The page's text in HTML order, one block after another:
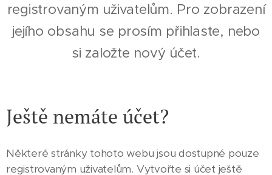
registrovaným uživatelům. Pro zobrazení
jejího obsahu se prosím přihlaste, nebo
si založte nový účet.
Ještě nemáte účet?
Některé stránky tohoto webu jsou dostupné pouze
registrovaným uživatelům. Vytvořte si účet ještě